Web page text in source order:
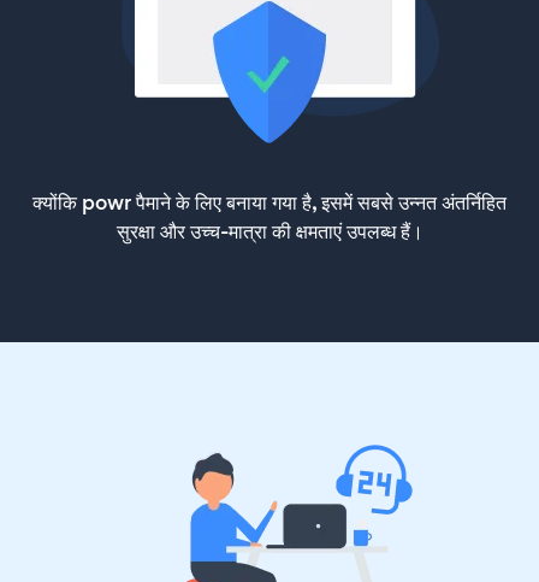
क्योंकि powr पैमाने के लिए बनाया गया है, इसमें सबसे उन्नत अंतर्निहित
सुरक्षा और उच्च-मात्रा की क्षमताएं उपलब्ध हैं।